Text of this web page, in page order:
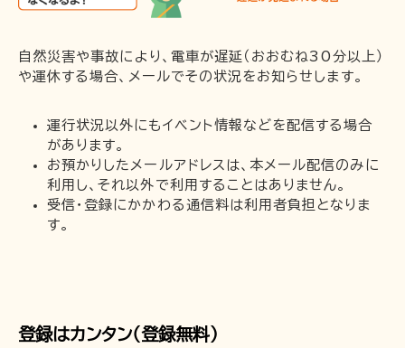
採用情報
一畑電車の社会的責任について
一畑電車国民保護業務計画（PDF）
SDGsの取り組み
広告掲出
自然災害や事故により、電車が遅延（おおむね30分以上）
や運休する場合、メールでその状況をお知らせします。
運行状況以外にもイベント情報などを配信する場合
があります。
お預かりしたメールアドレスは、本メール配信のみに
利用し、それ以外で利用することはありません。
受信・登録にかかわる通信料は利用者負担となりま
す。
登録はカンタン（登録無料）